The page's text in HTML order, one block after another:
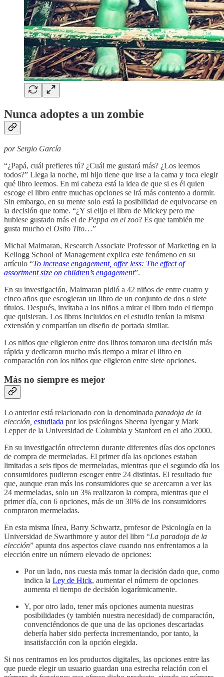
Nunca adoptes a un zombie
por Sergio García
“¿Papá, cuál prefieres tú? ¿Cuál me gustará más? ¿Los leemos
todos?” Llega la noche, mi hijo tiene que irse a la cama y toca elegir
qué libro leemos. En mi cabeza está la idea de que si es él quien
escoge el libro entre muchas opciones se irá más contento a dormir.
Sin embargo, en su mente solo está la posibilidad de equivocarse en
la decisión que tome. “¿Y si elijo el libro de Mickey pero me
hubiese gustado más el de Peppa en el zoo? Es que también me
gusta mucho el Osito Tito…”
Michal Maimaran, Research Associate Professor of Marketing en la
Kellogg School of Management explica este fenómeno en su
artículo “To increase engagement, offer less: The effect of
assortment size on children’s engagement”.
En su investigación, Maimaran pidió a 42 niños de entre cuatro y
cinco años que escogieran un libro de un conjunto de dos o siete
títulos. Después, invitaba a los niños a mirar el libro todo el tiempo
que quisieran. Los libros incluidos en el estudio tenían la misma
extensión y compartían un diseño de portada similar.
Los niños que eligieron entre dos libros tomaron una decisión más
rápida y dedicaron mucho más tiempo a mirar el libro en
comparación con los niños que eligieron entre siete opciones.
Más no siempre es mejor
Lo anterior está relacionado con la denominada paradoja de la
elección, estudiada por los psicólogos Sheena Iyengar y Mark
Lepper de la Universidad de Columbia y Stanford en el año 2000.
En su investigación ofrecieron durante diferentes días dos opciones
de compra de mermeladas. El primer día las opciones estaban
limitadas a seis tipos de mermeladas, mientras que el segundo día los
consumidores pudieron escoger entre 24 distintas. El resultado fue
que, aunque eran más los consumidores que se acercaron a ver las
24 mermeladas, solo un 3% realizaron la compra, mientras que el
primer día, con 6 opciones, más de un 30% de los consumidores
compraron mermeladas.
En esta misma línea, Barry Schwartz, profesor de Psicología en la
Universidad de Swarthmore y autor del libro “La paradoja de la
elección” apunta dos aspectos clave cuando nos enfrentamos a la
elección entre un número elevado de opciones:
Por un lado, nos cuesta más tomar la decisión dado que, como
indica la Ley de Hick, aumentar el número de opciones
aumenta el tiempo de decisión logarítmicamente.
Y, por otro lado, tener más opciones aumenta nuestras
posibilidades (y también nuestra necesidad) de comparación,
convenciéndonos de que una de las opciones descartadas
debería haber sido perfecta incrementando, por tanto, la
insatisfacción con la opción elegida.
Si nos centramos en los productos digitales, las opciones entre las
que puede elegir un usuario guardan una estrecha relación con el